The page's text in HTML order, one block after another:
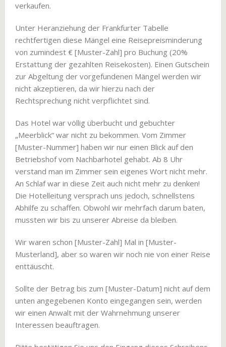
verkaufen.
Unter Heranziehung der Frankfurter Tabelle
rechtfertigen diese Mängel eine Reisepreisminderung
von zumindest € [Muster-Zahl] pro Buchung (20%
Erstattung der gezahlten Reisekosten). Einen Gutschein
zur Abgeltung der vorgefundenen Mängel werden wir
nicht akzeptieren, da wir hierzu nach der
Rechtsprechung nicht verpflichtet sind.
Das Hotel war völlig überbucht und gebuchter
„Meerblick“ war nicht zu bekommen. Vom Zimmer
[Muster-Nummer] haben wir nur einen Blick auf den
Betriebshof vom Nachbarhotel gehabt. Ab 8 Uhr
verstand man im Zimmer sein eigenes Wort nicht mehr.
An Schlaf war in diese Zeit auch nicht mehr zu denken!
Die Hotelleitung versprach uns jedoch, schnellstens
Abhilfe zu schaffen. Obwohl wir mehrfach darum baten,
mussten wir bis zu unserer Abreise da bleiben.
Wir waren schon [Muster-Zahl] Mal in [Muster-
Musterland], aber so waren wir noch nie von einer Reise
enttäuscht.
Sollte der Betrag bis zum [Muster-Datum] nicht auf dem
unten angegebenen Konto eingegangen sein, werden
wir einen Anwalt mit der Wahrnehmung unserer
Interessen beauftragen.